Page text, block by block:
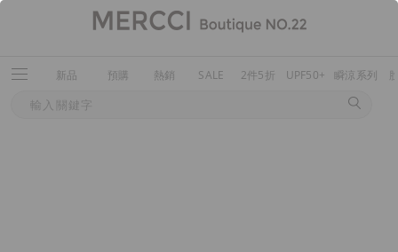
新品 預購 熱銷 SALE 2件5折 UPF50+ 瞬涼系列